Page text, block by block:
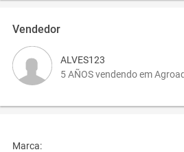
Vendedor
ALVES123
5 AÑOS vendendo em
Marca: